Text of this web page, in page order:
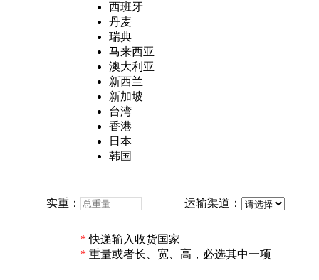
西班牙
丹麦
瑞典
马来西亚
澳大利亚
新西兰
新加坡
台湾
香港
日本
韩国
实重： 运输渠道：
* 快递输入收货国家
* 重量或者长、宽、高，必选其中一项